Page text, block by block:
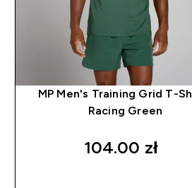
MP Men's Training Grid T-
Racing Green
104.00 zł‎